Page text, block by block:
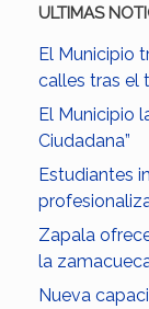
ULTIMAS
El Municipio
calles tras el
El Municipio
Ciudadana”
Estudiantes
Zapala
la
Nueva